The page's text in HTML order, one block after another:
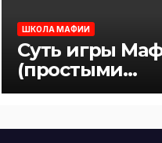
ШКОЛА МАФИИ
Суть игры
(простыми
словами)